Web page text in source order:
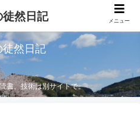
徒然日記
書。技術は別サイトで。
徒然日記 メニュー